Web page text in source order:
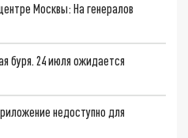
Москвы: На генералов
буря. 24 июля ожидается
недоступно для